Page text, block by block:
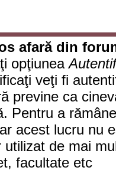
afară din
opţiunea
veţi fi
previne ca
Pentru a
acest lucru nu
utilizat de mai
facultate etc